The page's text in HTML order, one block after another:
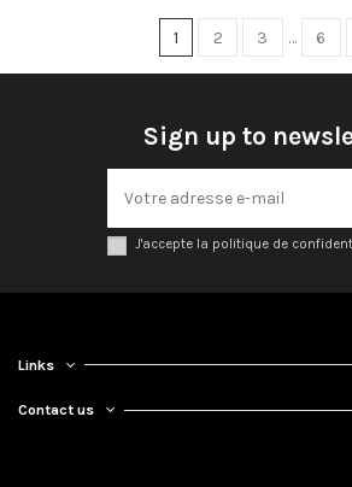
1 2 3 … 6
Sign up to
J'accepte la politique de
Links
Contact us